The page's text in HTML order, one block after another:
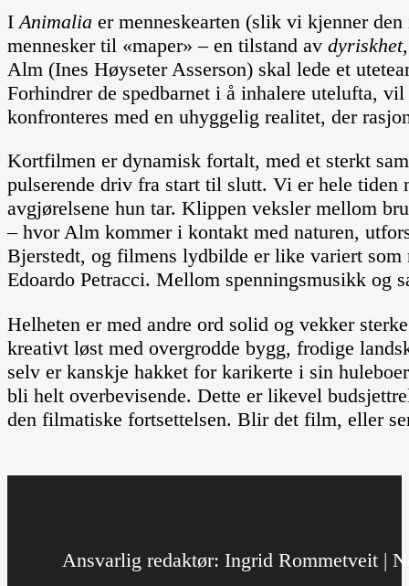
I Animalia er menneskearten (slik vi kjenner
mennesker til «maper» – en tilstand av dyriskhet
Alm (Ines Høyseter Asserson) skal lede et
Forhindrer de spedbarnet i å inhalere utelufta,
konfronteres med en uhyggelig realitet, der
Kortfilmen er dynamisk fortalt, med et sterkt
pulserende driv fra start til slutt. Vi er hele
avgjørelsene hun tar. Klippen veksler mellom
– hvor Alm kommer i kontakt med naturen,
Bjerstedt, og filmens lydbilde er like variert
Edoardo Petracci. Mellom spenningsmusikk og
Helheten er med andre ord solid og vekker
kreativt løst med overgrodde bygg, frodige
selv er kanskje hakket for karikerte i sin
bli helt overbevisende. Dette er likevel
den filmatiske fortsettelsen. Blir det film, eller
Ansvarlig redaktør: Ingrid Rommetveit |